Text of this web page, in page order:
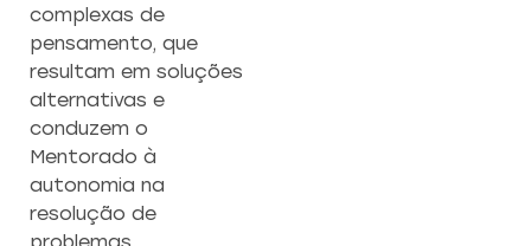
complexas de
pensamento, que
resultam em soluções
alternativas e
conduzem o
Mentorado à
autonomia na
resolução de